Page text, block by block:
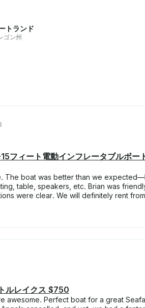
トランド
ゴン州
フィート電動インフレータブルボー
The boat was better than we
table, speakers, etc. Brian was
were clear. We will definitely rent
ルレイクス $750
awesome. Perfect boat for a great